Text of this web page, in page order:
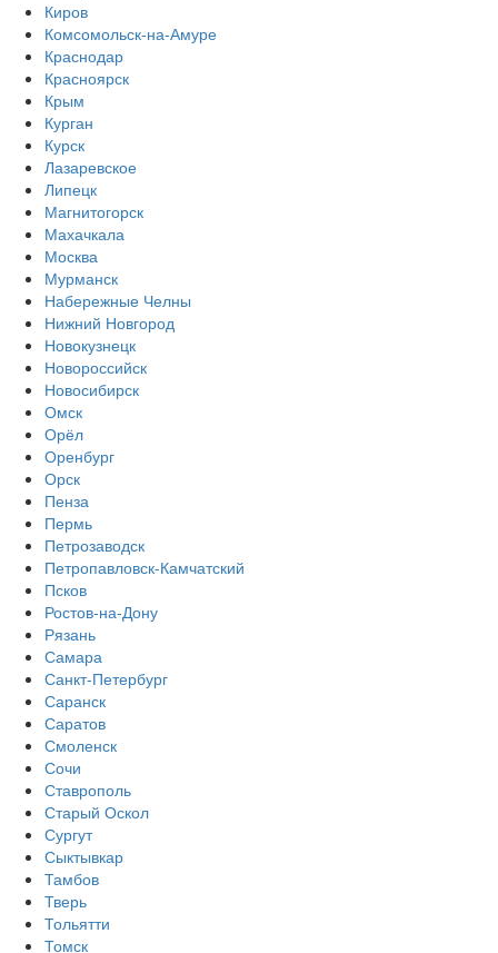
Киров
Комсомольск-на-Амуре
Краснодар
Красноярск
Крым
Курган
Курск
Лазаревское
Липецк
Магнитогорск
Махачкала
Москва
Мурманск
Набережные Челны
Нижний Новгород
Новокузнецк
Новороссийск
Новосибирск
Омск
Орёл
Оренбург
Орск
Пенза
Пермь
Петрозаводск
Петропавловск-Камчатский
Псков
Ростов-на-Дону
Рязань
Самара
Санкт-Петербург
Саранск
Саратов
Смоленск
Сочи
Ставрополь
Старый Оскол
Сургут
Сыктывкар
Тамбов
Тверь
Тольятти
Томск